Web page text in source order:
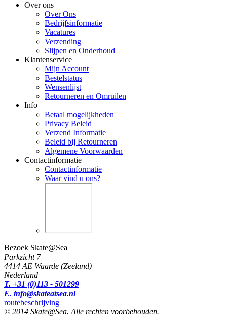
Over ons
Over Ons
Bedrijfsinformatie
Vacatures
Verzending
Slijpen en Onderhoud
Klantenservice
Mijn Account
Bestelstatus
Wensenlijst
Retourneren en Omruilen
Info
Betaal mogelijkheden
Privacy Beleid
Verzend Informatie
Beleid bij Retourneren
Algemene Voorwaarden
Contactinformatie
Contactinformatie
Waar vind u ons?
Bezoek Skate@Sea
Parkzicht 7
4414 AE Waarde (Zeeland)
Nederland
T. +31 (0)113 - 501299
E. info@skateatsea.nl
routebeschrijving
© 2014 Skate@Sea. Alle rechten voorbehouden.